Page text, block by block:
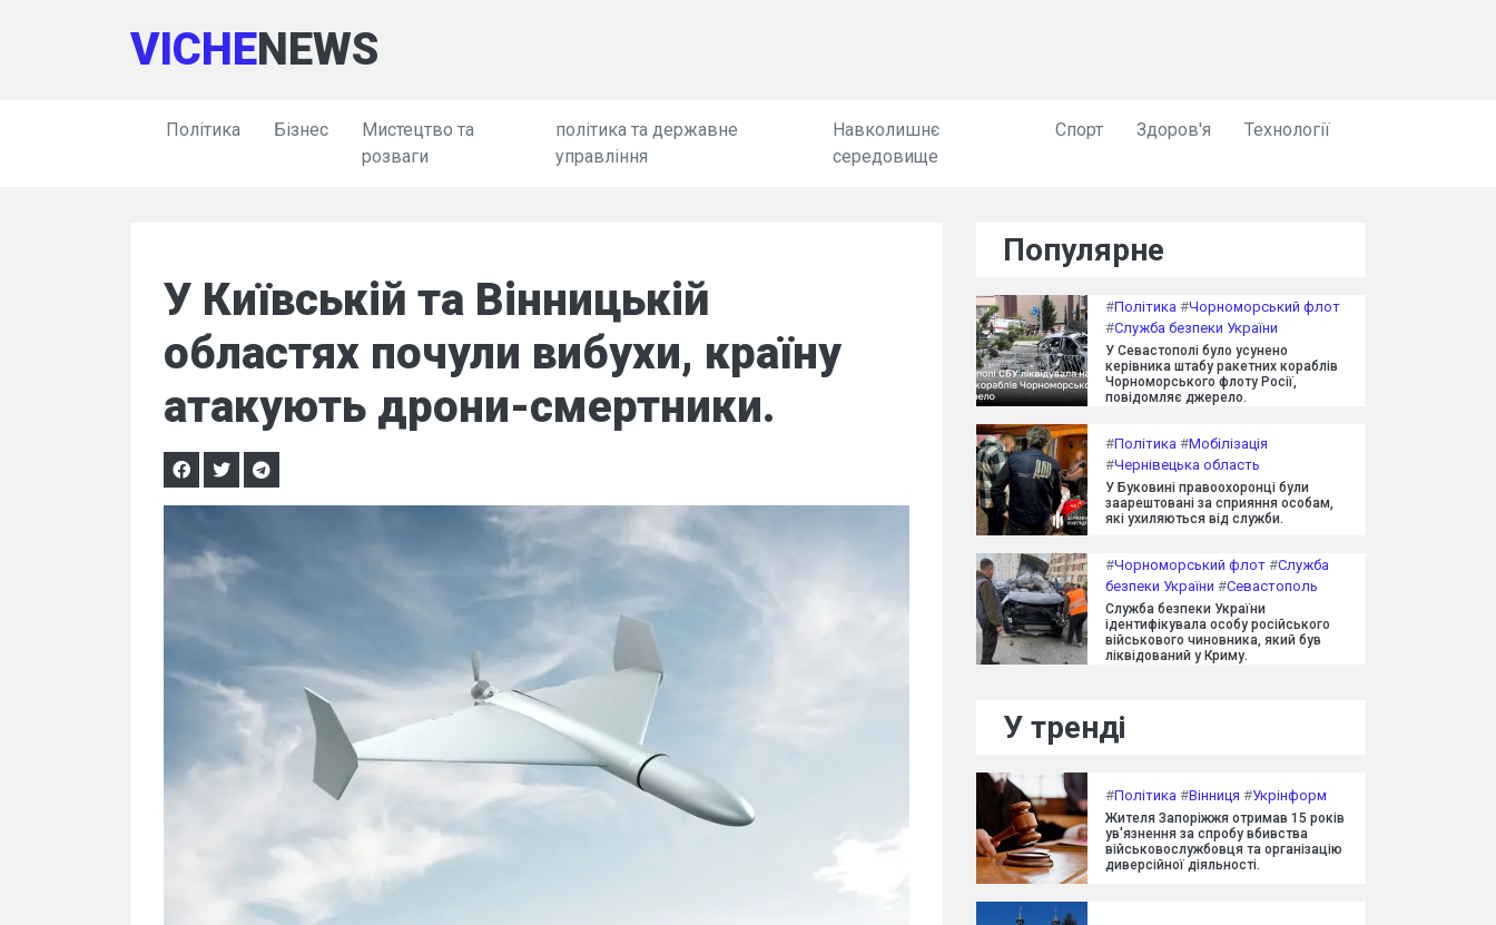
VICHENEWS
Політика Бізнес
Мистецтво та
розваги
політика та державне
управління
Навколишнє
середовище
Спорт Здоров'я Технології
У Київській та Вінницькій
областях почули вибухи, країну
атакують дрони-смертники.
Популярне
#Політика #Чорноморський флот
#Служба безпеки України
У Севастополі було усунено
керівника штабу ракетних кораблів
Чорноморського флоту Росії,
повідомляє джерело.
#Політика #Мобілізація
#Чернівецька область
У Буковині правоохоронці були
заарештовані за сприяння особам,
які ухиляються від служби.
#Чорноморський флот #Служба
безпеки України #Севастополь
Служба безпеки України
ідентифікувала особу російського
військового чиновника, який був
ліквідований у Криму.
У тренді
#Політика #Вінниця #Укрінформ
Жителя Запоріжжя отримав 15 років
ув'язнення за спробу вбивства
військовослужбовця та організацію
диверсійної діяльності.